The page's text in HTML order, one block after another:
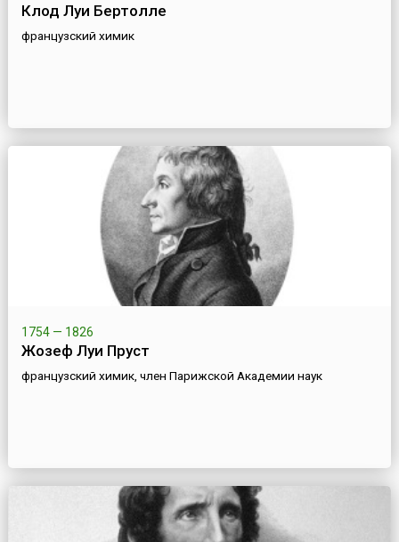
Клод Луи Бертолле
французский химик
1754 — 1826
Жозеф Луи Пруст
французский химик, член Парижской Академии наук